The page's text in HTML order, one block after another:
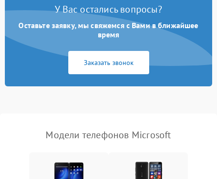
У Вас остались вопросы?
Оставьте заявку, мы свяжемся с Вами в ближайшее
время
Заказать звонок
Модели телефонов Microsoft